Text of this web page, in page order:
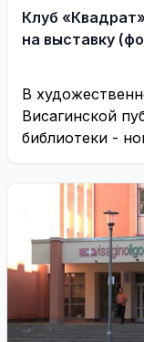
Клуб
на выставку
В
Висагинской
библиотеки -
работ наших
названием